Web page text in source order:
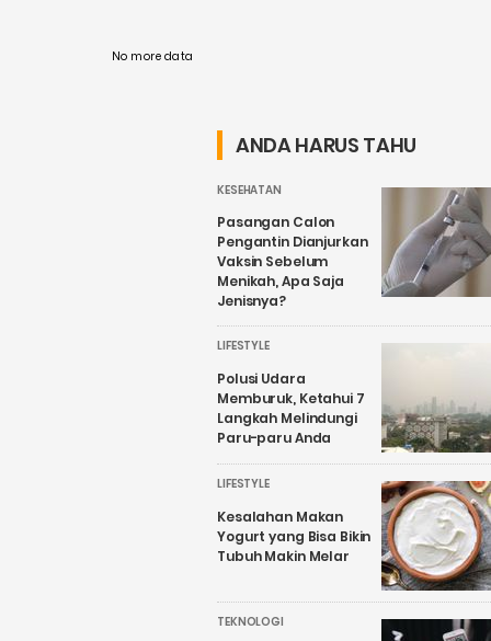
No more data
ANDA HARUS TAHU
KESEHATAN
Pasangan Calon
Pengantin Dianjurkan
Vaksin Sebelum
Menikah, Apa Saja
Jenisnya?
LIFESTYLE
Polusi Udara
Memburuk, Ketahui 7
Langkah Melindungi
Paru-paru Anda
LIFESTYLE
Kesalahan Makan
Yogurt yang Bisa Bikin
Tubuh Makin Melar
TEKNOLOGI